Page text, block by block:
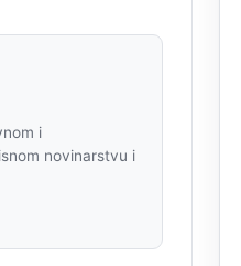
i
novinarstvu i